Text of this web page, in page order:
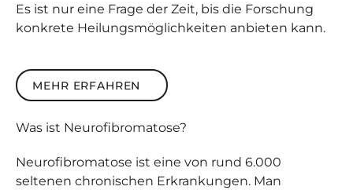
Es ist nur eine Frage der Zeit, bis die Forschung
konkrete Heilungsmöglichkeiten anbieten kann.
Mehr erfahren
MEHR ERFAHREN
Was ist Neuro­fibro­matose?
Neurofibromatose ist eine von rund 6.000
seltenen chronischen Erkrankungen. Man